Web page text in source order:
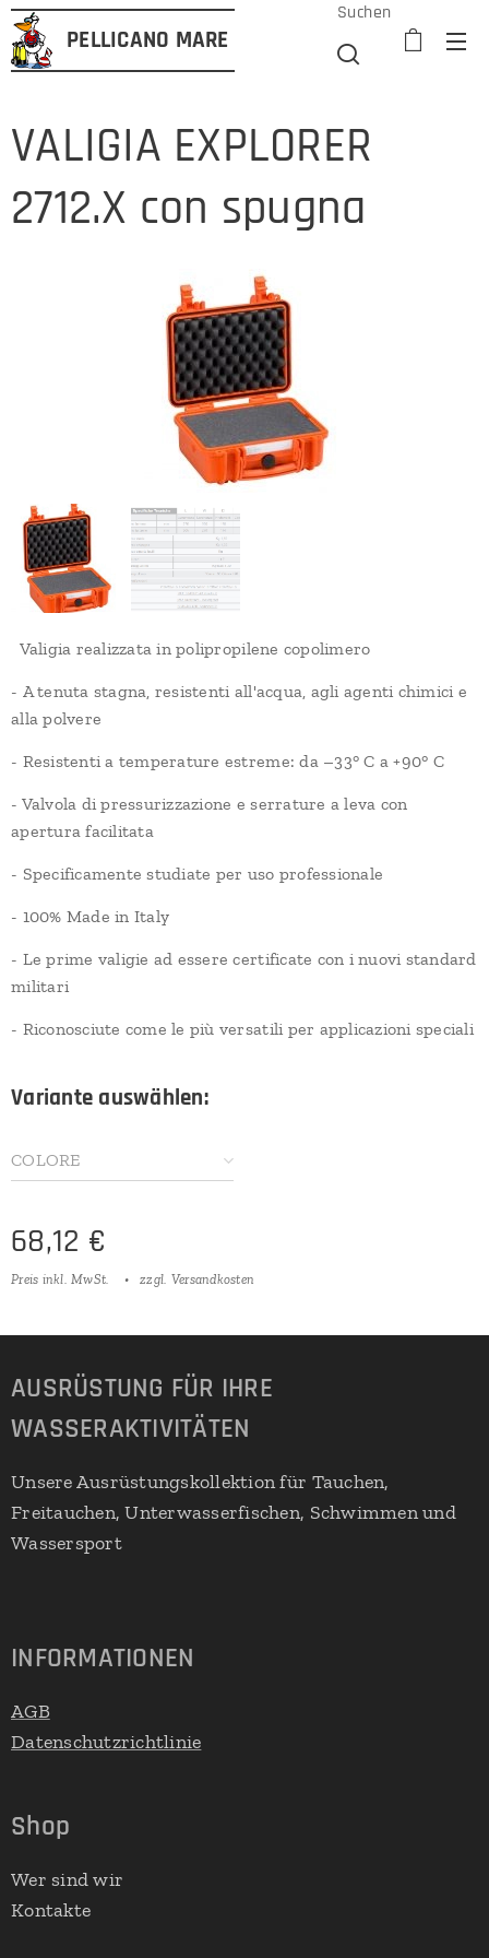
PELLICANO MARE
Suchen
VALIGIA EXPLORER
2712.X con spugna
Valigia realizzata in polipropilene copolimero
- A tenuta stagna, resistenti all'acqua, agli agenti chimici e
alla polvere
- Resistenti a temperature estreme: da –33° C a +90° C
- Valvola di pressurizzazione e serrature a leva con
apertura facilitata
- Specificamente studiate per uso professionale
- 100% Made in Italy
- Le prime valigie ad essere certificate con i nuovi standard
militari
- Riconosciute come le più versatili per applicazioni speciali
Variante auswählen:
COLORE
68,12 €
Preis inkl. MwSt. zzgl. Versandkosten
AUSRÜSTUNG FÜR IHRE
WASSERAKTIVITÄTEN
Unsere Ausrüstungskollektion für Tauchen,
Freitauchen, Unterwasserfischen, Schwimmen und
Wassersport
INFORMATIONEN
AGB
Datenschutzrichtlinie
Shop
Wer sind wir
Kontakte